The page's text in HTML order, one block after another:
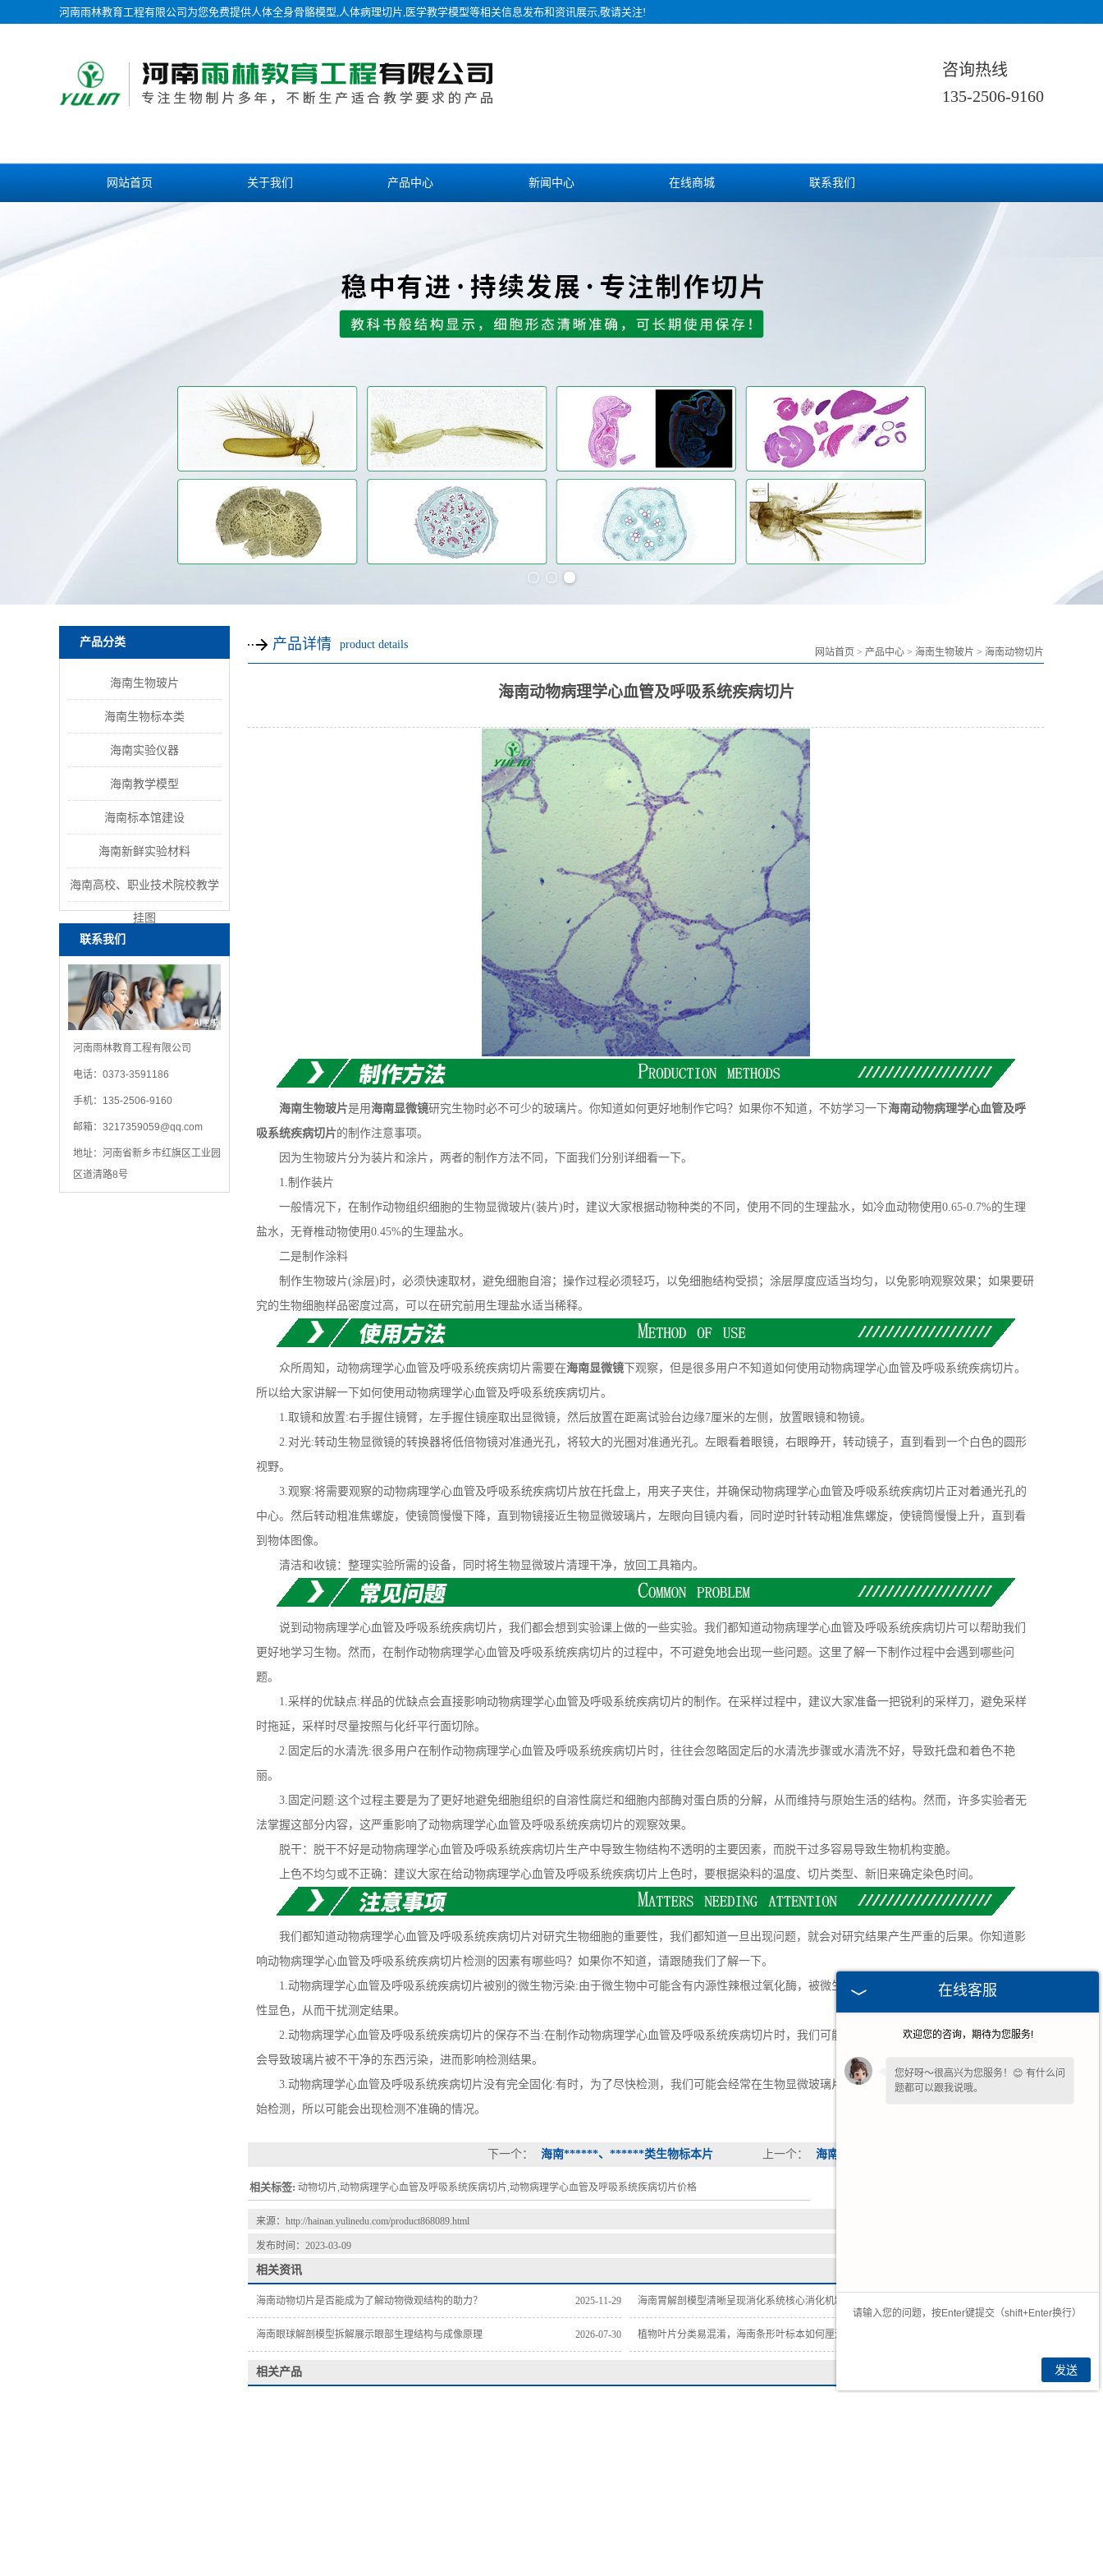
河南雨林教育工程有限公司为您免费提供人体全身骨骼模型,人体病理切片,医学教学模型等相关信息发布和资讯展示,敬请关注!
咨询热线
135-2506-9160
网站首页 关于我们 产品中心 新闻中心 在线商城 联系我们
产品分类
海南生物玻片
海南生物标本类
海南实验仪器
海南教学模型
海南标本馆建设
海南新鲜实验材料
海南高校、职业技术院校教学
挂图
联系我们
河南雨林教育工程有限公司
电话：0373-3591186
手机：135-2506-9160
邮箱： 3217359059@qq.com
地址：河南省新乡市红旗区工业园
区道清路8号
产品详情 product details
网站首页 > 产品中心 > 海南生物玻片 > 海南动物切片
海南动物病理学心血管及呼吸系统疾病切片
海南生物玻片是用海南显微镜研究生物时必不可少的玻璃片。你知道如何更好地制作它吗？如果你不知道，不妨学习一下海南动物病理学心血管及呼
吸系统疾病切片的制作注意事项。
因为生物玻片分为装片和涂片，两者的制作方法不同，下面我们分别详细看一下。
1.制作装片
一般情况下，在制作动物组织细胞的生物显微玻片(装片)时，建议大家根据动物种类的不同，使用不同的生理盐水，如冷血动物使用0.65-0.7%的生理
盐水，无脊椎动物使用0.45%的生理盐水。
二是制作涂料
制作生物玻片(涂层)时，必须快速取材，避免细胞自溶；操作过程必须轻巧，以免细胞结构受损；涂层厚度应适当均匀，以免影响观察效果；如果要研
究的生物细胞样品密度过高，可以在研究前用生理盐水适当稀释。
众所周知，动物病理学心血管及呼吸系统疾病切片需要在海南显微镜 下观察，但是很多用户不知道如何使用动物病理学心血管及呼吸系统疾病切片。
所以给大家讲解一下如何使用动物病理学心血管及呼吸系统疾病切片。
1.取镜和放置:右手握住镜臂，左手握住镜座取出显微镜，然后放置在距离试验台边缘7厘米的左侧，放置眼镜和物镜。
2.对光:转动生物显微镜的转换器将低倍物镜对准通光孔，将较大的光圈对准通光孔。左眼看着眼镜，右眼睁开，转动镜子，直到看到一个白色的圆形
视野。
3.观察:将需要观察的动物病理学心血管及呼吸系统疾病切片放在托盘上，用夹子夹住，并确保动物病理学心血管及呼吸系统疾病切片正对着通光孔的
中心。然后转动粗准焦螺旋，使镜筒慢慢下降，直到物镜接近生物显微玻璃片，左眼向目镜内看，同时逆时针转动粗准焦螺旋，使镜筒慢慢上升，直到看
到物体图像。
清洁和收镜：整理实验所需的设备，同时将生物显微玻片清理干净，放回工具箱内。
说到动物病理学心血管及呼吸系统疾病切片，我们都会想到实验课上做的一些实验。我们都知道动物病理学心血管及呼吸系统疾病切片可以帮助我们
更好地学习生物。然而，在制作动物病理学心血管及呼吸系统疾病切片的过程中，不可避免地会出现一些问题。这里了解一下制作过程中会遇到哪些问
题。
1.采样的优缺点:样品的优缺点会直接影响动物病理学心血管及呼吸系统疾病切片的制作。在采样过程中，建议大家准备一把锐利的采样刀，避免采样
时拖延，采样时尽量按照与化纤平行面切除。
2.固定后的水清洗:很多用户在制作动物病理学心血管及呼吸系统疾病切片时，往往会忽略固定后的水清洗步骤或水清洗不好，导致托盘和着色不艳
丽。
3.固定问题:这个过程主要是为了更好地避免细胞组织的自溶性腐烂和细胞内部酶对蛋白质的分解，从而维持与原始生活的结构。然而，许多实验者无
法掌握这部分内容，这严重影响了动物病理学心血管及呼吸系统疾病切片的观察效果。
脱干：脱干不好是动物病理学心血管及呼吸系统疾病切片生产中导致生物结构不透明的主要因素，而脱干过多容易导致生物机构变脆。
上色不均匀或不正确：建议大家在给动物病理学心血管及呼吸系统疾病切片上色时，要根据染料的温度、切片类型、新旧来确定染色时间。
我们都知道动物病理学心血管及呼吸系统疾病切片对研究生物细胞的重要性，我们都知道一旦出现问题，就会对研究结果产生严重的后果。你知道影
响动物病理学心血管及呼吸系统疾病切片检测的因素有哪些吗？如果你不知道，请跟随我们了解一下。
1.动物病理学心血管及呼吸系统疾病切片被别的微生物污染:由于微生物中可能含有内源性辣根过氧化酶，被微生物污染的显微玻片可能会产生非特异
性显色，从而干扰测定结果。
2.动物病理学心血管及呼吸系统疾病切片的保存不当:在制作动物病理学心血管及呼吸系统疾病切片时，我们可能会因为多个步骤而忘记保存好，这样
会导致玻璃片被不干净的东西污染，进而影响检测结果。
3.动物病理学心血管及呼吸系统疾病切片没有完全固化:有时，为了尽快检测，我们可能会经常在生物显微玻璃片上的标本还没有完全固化的情况下开
始检测，所以可能会出现检测不准确的情况。
上一个： 海南******植物全草叶横切
下一个： 海南******、******类生物标本片
相关标签: 动物切片,动物病理学心血管及呼吸系统疾病切片,动物病理学心血管及呼吸系统疾病切片价格
来源： http://hainan.yulinedu.com/product868089.html
发布时间：2023-03-09
相关资讯
2025-11-29
海南动物切片是否能成为了解动物微观结构的助力？ 海南胃解剖模型清晰呈现消化系统核心消化机制
2026-07-30
海南眼球解剖模型拆解展示眼部生理结构与成像原理 植物叶片分类易混淆，海南条形叶标本如何厘清形态差异
相关产品
在线客服
欢迎您的咨询，期待为您服务!
您好呀～很高兴为您服务！😊 有什么问
题都可以跟我说哦。
发送